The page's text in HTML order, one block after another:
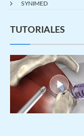
SYNIMED
TUTORIALES